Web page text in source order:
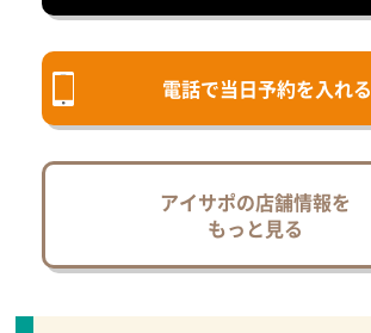
電話で当日予約を入れる
アイサポの店舗情報を
もっと見る